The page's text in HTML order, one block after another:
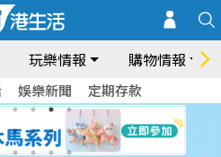
玩樂情報 購物情報
娛樂新聞 定期存款